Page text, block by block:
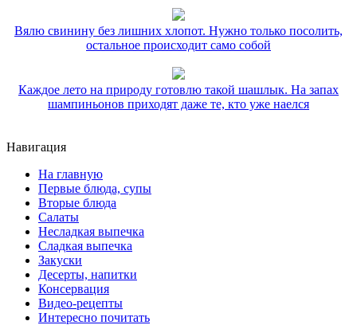
Вялю свинину без лишних хлопот. Нужно только посолить,
остальное происходит само собой
Каждое лето на природу готовлю такой шашлык. На запах
шампиньонов приходят даже те, кто уже наелся
Навигация
На главную
Первые блюда, супы
Вторые блюда
Салаты
Несладкая выпечка
Сладкая выпечка
Закуски
Десерты, напитки
Консервация
Видео-рецепты
Интересно почитать